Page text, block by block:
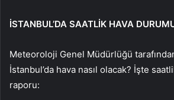
İSTANBUL’DA SAATLİK HAVA
Meteoroloji Genel Müdürlüğü
İstanbul’da hava nasıl olacak? İşte
raporu: